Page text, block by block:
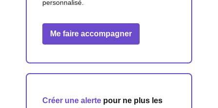
personnalisé.
Me faire accompagner
Créer une alerte pour ne plus les